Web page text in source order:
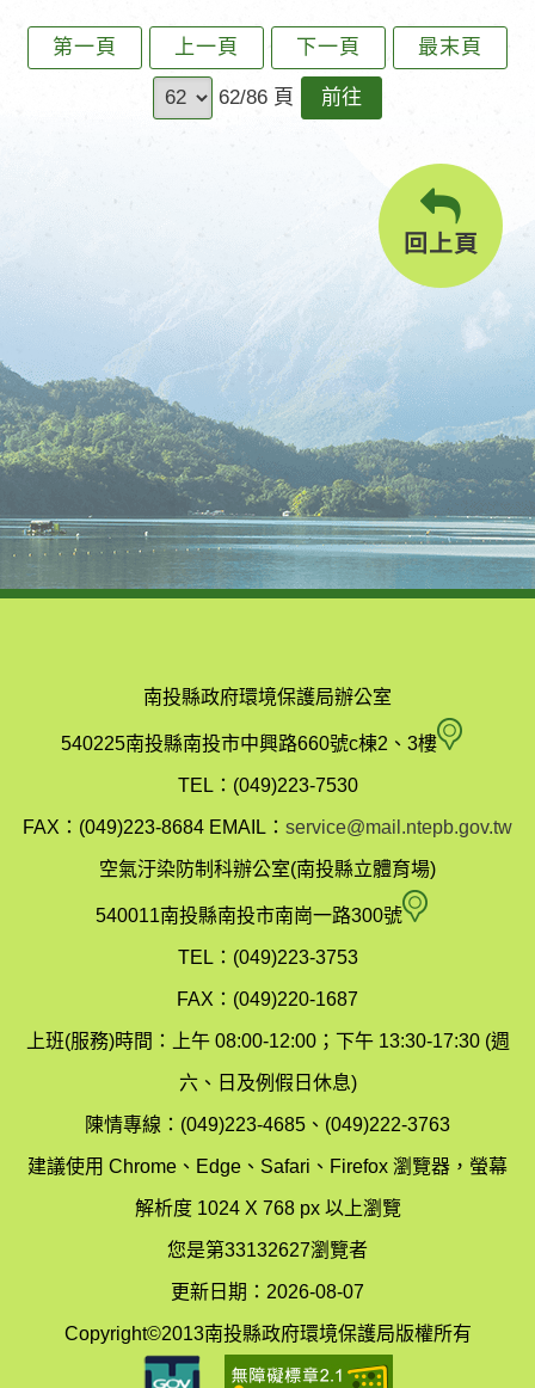
第一頁 上一頁 下一頁 最末頁
62/86 頁
往
回上頁
南投縣政府環境保護局辦公室
540225南投縣南投市中興路660號c棟2、3樓 南
縣
保
局
圖
TEL：(049)223-7530
FAX：(049)223-8684 EMAIL： service@mail.ntepb.gov.tw
空氣汙染防制科辦公室(南投縣立體育場)
540011南投縣南投市南崗一路300號 空
染
制
科
(南
TEL：(049)223-3753
FAX：(049)220-1687
上班(服務)時間：上午 08:00-12:00；下午 13:30-17:30 (週
六、日及例假日休息)
陳情專線：(049)223-4685、(049)222-3763
建議使用 Chrome、Edge、Safari、Firefox 瀏覽器，螢幕
解析度 1024 X 768 px 以上瀏覽
您是第33132627瀏覽者
更新日期：2026-08-07
Copyright©2013南投縣政府環境保護局版權所有